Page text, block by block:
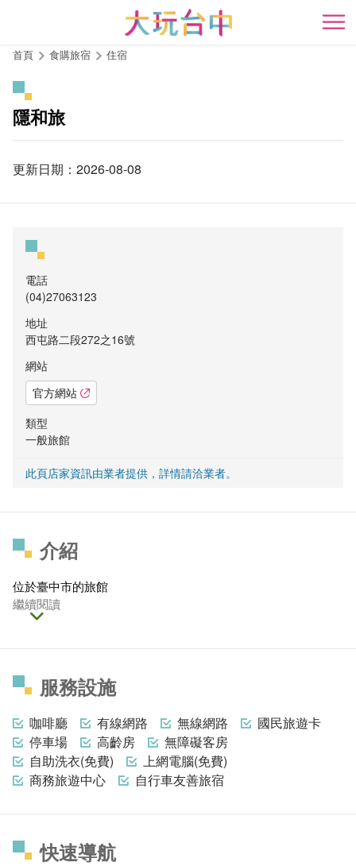
開
首頁 食購旅宿 住宿
隱和旅
更新日期：2026-08-08
電話
(04)27063123
地址
西屯路二段272之16號
網站
官方網站
類型
一般旅館
此頁店家資訊由業者提供，詳情請洽業者。
介紹
位於臺中市的旅館
繼續閱讀
服務設施
咖啡廳 有線網路 無線網路
國民旅遊卡
停車場
高齡房
無障礙客房
自助洗衣(免費)
上網電腦(免費)
商務旅遊中心
自行車友善旅宿
快速導航